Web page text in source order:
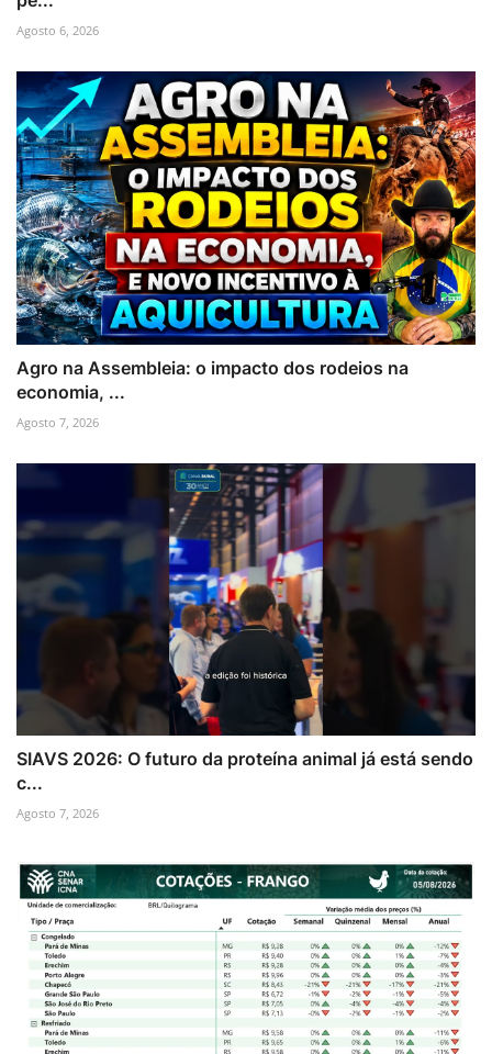
Agosto 6, 2026
Agro na Assembleia: o impacto dos rodeios na
economia, ...
Agosto 7, 2026
SIAVS 2026: O futuro da proteína animal já está sendo
c...
Agosto 7, 2026